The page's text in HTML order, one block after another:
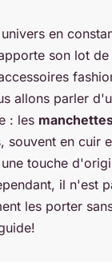
en
son lot
allons parler
: les
souvent en cuir
touche
il n'est
les porter